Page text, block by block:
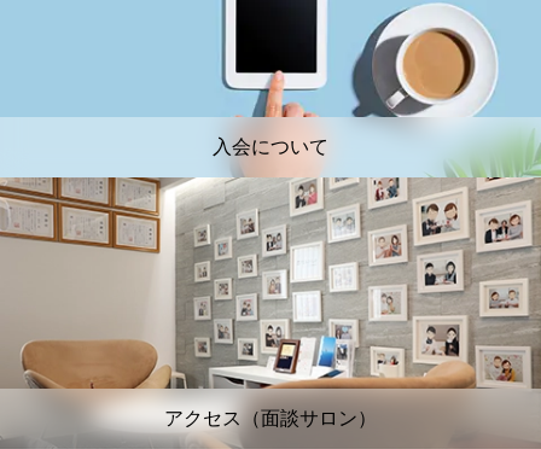
入会について
アクセス（面談サロン）